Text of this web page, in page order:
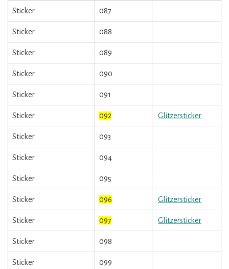
Sticker 087
Sticker 088
Sticker 089
Sticker 090
Sticker 091
Sticker 092 Glitzersticker
Sticker 093
Sticker 094
Sticker 095
Sticker 096 Glitzersticker
Sticker 097 Glitzersticker
Sticker 098
Sticker 099